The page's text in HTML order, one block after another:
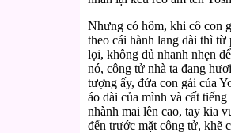
Nhưng có hôm, khi cô con
theo cái hành lang dài thì
lọi, không đủ nhanh nhẹn
nó, công tử nhà ta đang
tượng ấy, đứa con gái của
áo dài của mình và cất
nhành mai lên cao, tay kia
đến trước mặt công tử, khẽ